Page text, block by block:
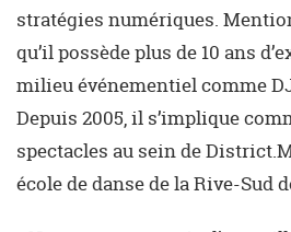
stratégies numériques.
qu’il possède plus de 10 ans
milieu événementiel comme
Depuis 2005, il s’implique
spectacles au sein de
école de danse de la Rive-Sud